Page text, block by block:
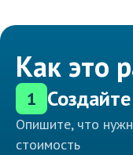
Как это
1
Опишите, что
стоимость